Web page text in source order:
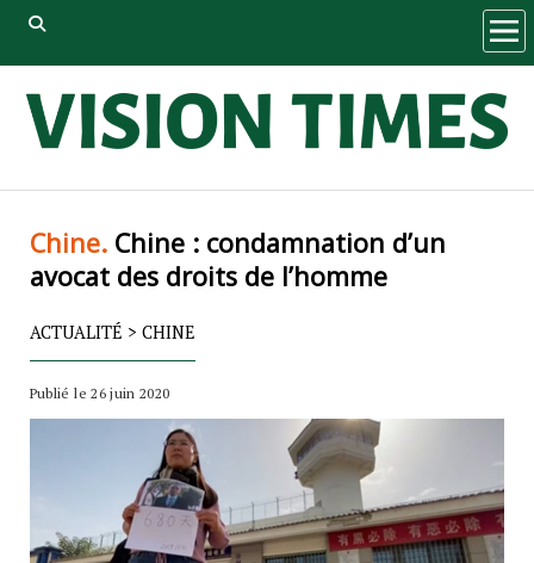
Chine.Chine : condamnation d’un
avocat des droits de l’homme
ACTUALITÉ > CHINE
Publié le 26 juin 2020